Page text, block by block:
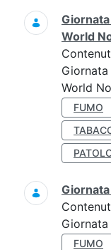
World
World
FUMO
Giornata
FUMO